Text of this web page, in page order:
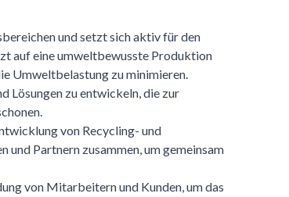
und setzt sich aktiv für den
auf eine umweltbewusste Produktion
Umweltbelastung zu minimieren.
Lösungen zu entwickeln, die zur
von Recycling- und
Partnern zusammen, um gemeinsam
von Mitarbeitern und Kunden, um das